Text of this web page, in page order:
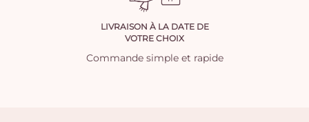
LIVRAISON À LA DATE DE
VOTRE CHOIX
Commande simple et rapide